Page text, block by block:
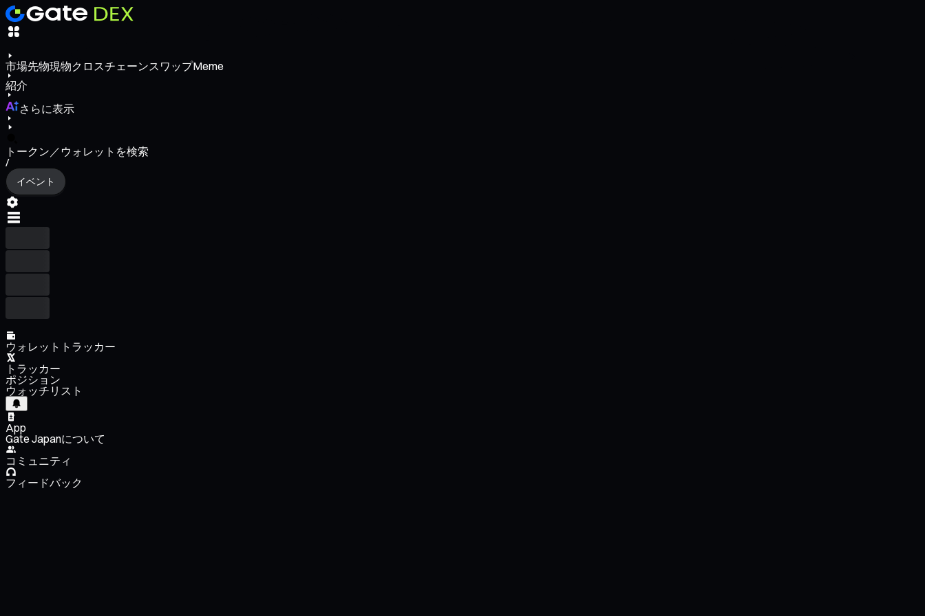
市場先物現物クロスチェーンスワップMeme
紹介
さらに表示
トークン／ウォレットを検索
/
イベント
ウォレットトラッカー
トラッカー
ポジション
ウォッチリスト
App
Gate Japanについて
コミュニティ
フィードバック